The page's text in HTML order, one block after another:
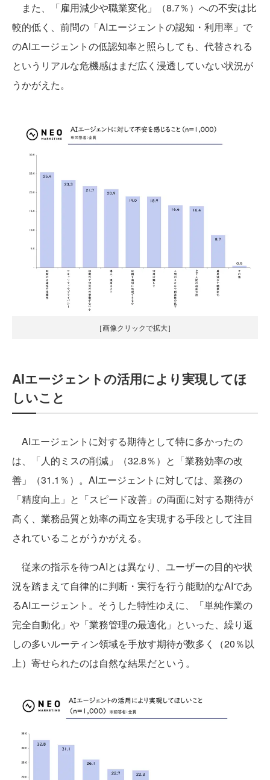
また、「雇用減少や職業変化」（8.7％）への不安は比
較的低く、前問の「AIエージェントの認知・利用率」で
のAIエージェントの低認知率と照らしても、代替される
というリアルな危機感はまだ広く浸透していない状況が
うかがえた。
［画像クリックで拡大］
AIエージェントの活用により実現してほ
しいこと
AIエージェントに対する期待として特に多かったの
は、「人的ミスの削減」（32.8％）と「業務効率の改
善」（31.1％）。AIエージェントに対しては、業務の
「精度向上」と「スピード改善」の両面に対する期待が
高く、業務品質と効率の両立を実現する手段として注目
されていることがうかがえる。
従来の指示を待つAIとは異なり、ユーザーの目的や状
況を踏まえて自律的に判断・実行を行う能動的なAIであ
るAIエージェント。そうした特性ゆえに、「単純作業の
完全自動化」や「業務管理の最適化」といった、繰り返
しの多いルーティン領域を手放す期待が数多く（20％以
上）寄せられたのは自然な結果だという。